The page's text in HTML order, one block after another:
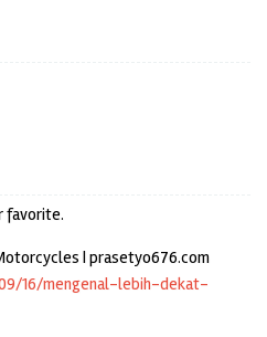
favorite.
| prasetyo676.com
16/mengenal-lebih-dekat-